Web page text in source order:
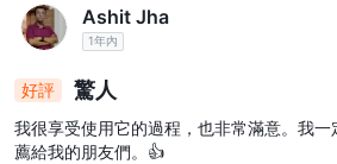
Ashit Jha
1年內
好評 驚人
我很享受使用它的過程，也非常滿意。我
薦給我的朋友們。👍